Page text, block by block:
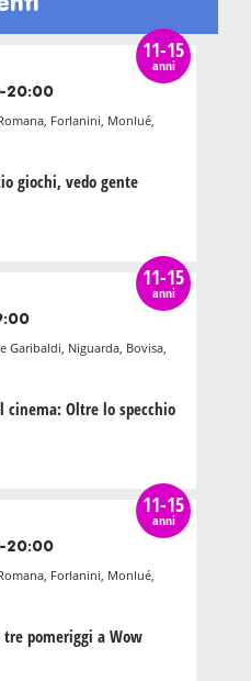
11-15
anni
20:00
Forlanini, Monlué,
giochi, vedo gente
11-15
anni
Garibaldi, Niguarda, Bovisa,
Oltre lo specchio
11-15
anni
20:00
Forlanini, Monlué,
tre pomeriggi a Wow